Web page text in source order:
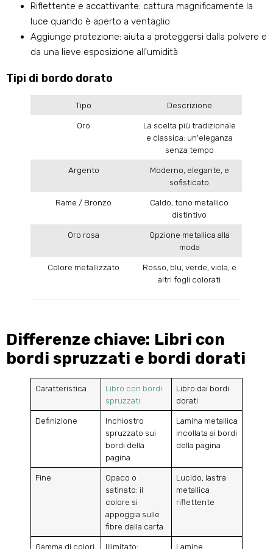
Riflettente e accattivante: cattura magnificamente la
luce quando è aperto a ventaglio
Aggiunge protezione: aiuta a proteggersi dalla polvere e
da una lieve esposizione all'umidità
Tipi di bordo dorato
Tipo Descrizione
Oro
La scelta più tradizionale
e classica: un'eleganza
senza tempo
Argento
Moderno, elegante, e
sofisticato
Rame / Bronzo
Caldo, tono metallico
distintivo
Oro rosa
Opzione metallica alla
moda
Colore metallizzato
Rosso, blu, verde, viola, e
altri fogli colorati
Differenze chiave: Libri con
bordi spruzzati e bordi dorati
Caratteristica
Libro con bordi
spruzzati
Libro dai bordi
dorati
Definizione
Inchiostro
spruzzato sui
bordi della
pagina
Lamina metallica
incollata ai bordi
della pagina
Fine
Opaco o
satinato: il
colore si
appoggia sulle
fibre della carta
Lucido, lastra
metallica
riflettente
Gamma di colori Illimitato: Lamine